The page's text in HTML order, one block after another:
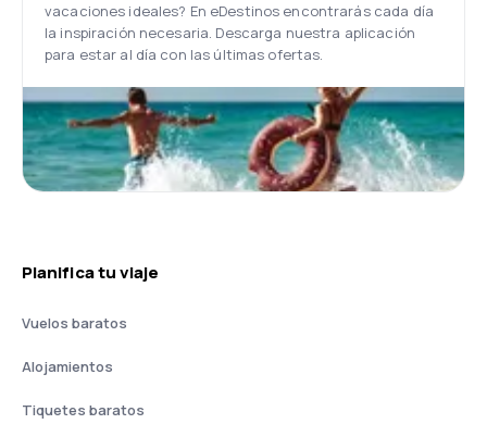
vacaciones ideales? En eDestinos encontrarás cada día
la inspiración necesaria. Descarga nuestra aplicación
para estar al día con las últimas ofertas.
Planifica tu viaje
Vuelos baratos
Alojamientos
Tiquetes baratos